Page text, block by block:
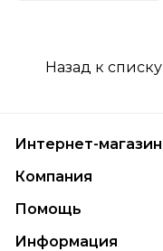
Назад к списку
Интернет-магазин
Компания
Помощь
Информация